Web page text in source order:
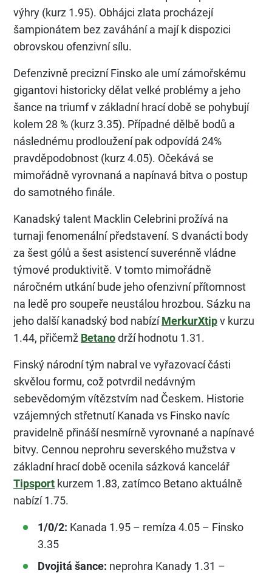
výhry (kurz 1.95). Obhájci zlata procházejí
šampionátem bez zaváhání a mají k dispozici
obrovskou ofenzivní sílu.
Defenzivně precizní Finsko ale umí zámořskému
gigantovi historicky dělat velké problémy a jeho
šance na triumf v základní hrací době se pohybují
kolem 28 % (kurz 3.35). Případné dělbě bodů a
následnému prodloužení pak odpovídá 24%
pravděpodobnost (kurz 4.05). Očekává se
mimořádně vyrovnaná a napínavá bitva o postup
do samotného finále.
Kanadský talent Macklin Celebrini prožívá na
turnaji fenomenální představení. S dvanácti body
za šest gólů a šest asistencí suverénně vládne
týmové produktivitě. V tomto mimořádně
náročném utkání bude jeho ofenzivní přítomnost
na ledě pro soupeře neustálou hrozbou. Sázku na
jeho další kanadský bod nabízíMerkurXtipv kurzu
1.44, přičemž Betanodrží hodnotu 1.31.
Finský národní tým nabral ve vyřazovací části
skvělou formu, což potvrdil nedávným
sebevědomým vítězstvím nad Českem. Historie
vzájemných střetnutí Kanada vs Finsko navíc
pravidelně přináší nesmírně vyrovnané a napínavé
bitvy. Cennou neprohru severského mužstva v
základní hrací době ocenila sázková kancelář
Tipsport kurzem 1.83, zatímco Betano aktuálně
nabízí 1.75.
1/0/2: Kanada 1.95 – remíza 4.05 – Finsko
3.35
Dvojitá šance: neprohra Kanady 1.31 –